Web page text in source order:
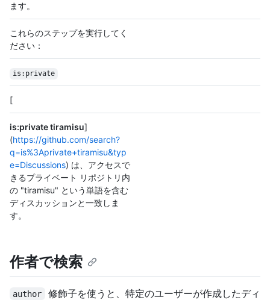
ます。
これらのステップを実行してく
ださい：
is:private
[
is:private tiramisu]
(https://github.com/search?
q=is%3Aprivate+tiramisu&typ
e=Discussions) は、アクセスで
きるプライベート リポジトリ内
の "tiramisu" という単語を含む
ディスカッションと一致しま
す。
作者で検索
author
修飾子を使うと、特定のユーザーが作成したディ